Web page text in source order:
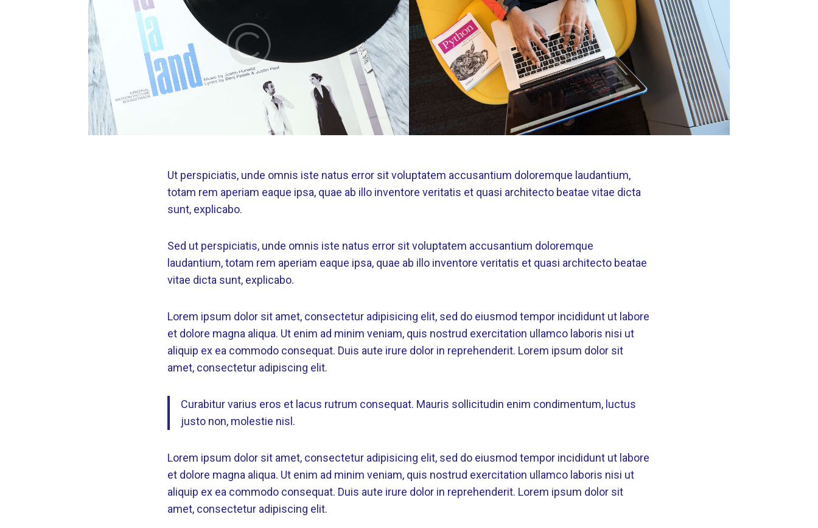
Ut perspiciatis, unde omnis iste natus error sit voluptatem accusantium doloremque laudantium,
totam rem aperiam eaque ipsa, quae ab illo inventore veritatis et quasi architecto beatae vitae dicta
sunt, explicabo.
Sed ut perspiciatis, unde omnis iste natus error sit voluptatem accusantium doloremque
laudantium, totam rem aperiam eaque ipsa, quae ab illo inventore veritatis et quasi architecto beatae
vitae dicta sunt, explicabo.
Lorem ipsum dolor sit amet, consectetur adipisicing elit, sed do eiusmod tempor incididunt ut labore
et dolore magna aliqua. Ut enim ad minim veniam, quis nostrud exercitation ullamco laboris nisi ut
aliquip ex ea commodo consequat. Duis aute irure dolor in reprehenderit. Lorem ipsum dolor sit
amet, consectetur adipiscing elit.
Curabitur varius eros et lacus rutrum consequat. Mauris sollicitudin enim condimentum, luctus
justo non, molestie nisl.
Lorem ipsum dolor sit amet, consectetur adipisicing elit, sed do eiusmod tempor incididunt ut labore
et dolore magna aliqua. Ut enim ad minim veniam, quis nostrud exercitation ullamco laboris nisi ut
aliquip ex ea commodo consequat. Duis aute irure dolor in reprehenderit. Lorem ipsum dolor sit
amet, consectetur adipiscing elit.